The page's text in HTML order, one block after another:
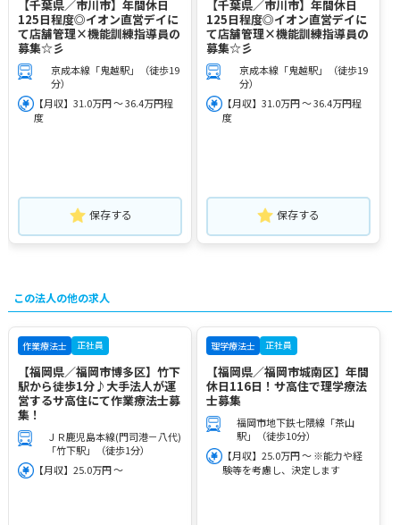
【千葉県／市川市】年間休日
125日程度◎イオン直営デイに
て店舗管理×機能訓練指導員の
募集☆彡
京成本線「鬼越駅」（徒歩19
分）
【月収】31.0万円 ～ 36.4万円程
度
保存する
【千葉県／市川市】年間休日
125日程度◎イオン直営デイに
て店舗管理×機能訓練指導員の
募集☆彡
京成本線「鬼越駅」（徒歩19
分）
【月収】31.0万円 ～ 36.4万円程
度
保存する
この法人の他の求人
作業療法士 正社員
【福岡県／福岡市博多区】竹下
駅から徒歩1分♪大手法人が運
営するサ高住にて作業療法士募
集！
ＪＲ鹿児島本線(門司港－八代)
「竹下駅」（徒歩1分）
【月収】25.0万円 ～
理学療法士 正社員
【福岡県／福岡市城南区】年間
休日116日！サ高住で理学療法
士募集
福岡市地下鉄七隈線「茶山
駅」（徒歩10分）
【月収】25.0万円 ～ ※能力や経
験等を考慮し、決定します